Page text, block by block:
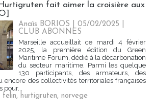
fait aimer la croisière aux
Anaïs BORIOS | 05/02/2025
CLUB ABONNES
Marseille accueillait ce mardi 4 février
2025, la première édition du Green
Maritime Forum, dédié à la décarbonation
du secteur maritime. Parmi les quelque
130 participants, des armateurs, des
encore des collectivités territoriales françaises
pour...
felin, hurtigruten, norvege